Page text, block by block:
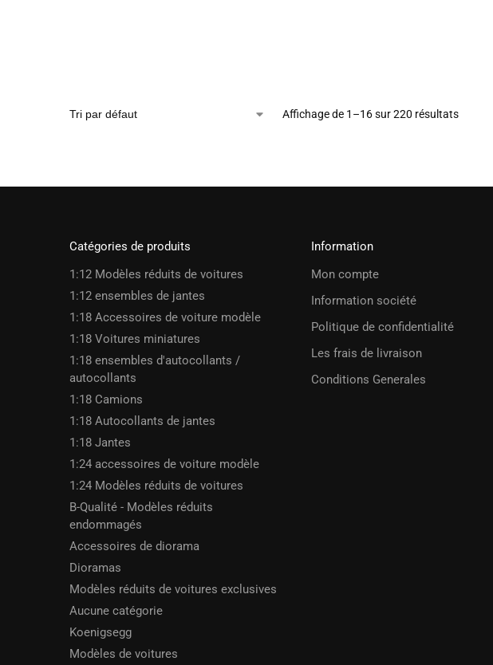
Affichage de 1–16 sur 220 résultats
Catégories de produits
1:12 Modèles réduits de voitures
1:12 ensembles de jantes
1:18 Accessoires de voiture modèle
1:18 Voitures miniatures
1:18 ensembles d'autocollants /
autocollants
1:18 Camions
1:18 Autocollants de jantes
1:18 Jantes
1:24 accessoires de voiture modèle
1:24 Modèles réduits de voitures
B-Qualité - Modèles réduits
endommagés
Accessoires de diorama
Dioramas
Modèles réduits de voitures exclusives
Aucune catégorie
Koenigsegg
Modèles de voitures
Information
Mon compte
Information société
Politique de confidentialité
Les frais de livraison
Conditions Generales